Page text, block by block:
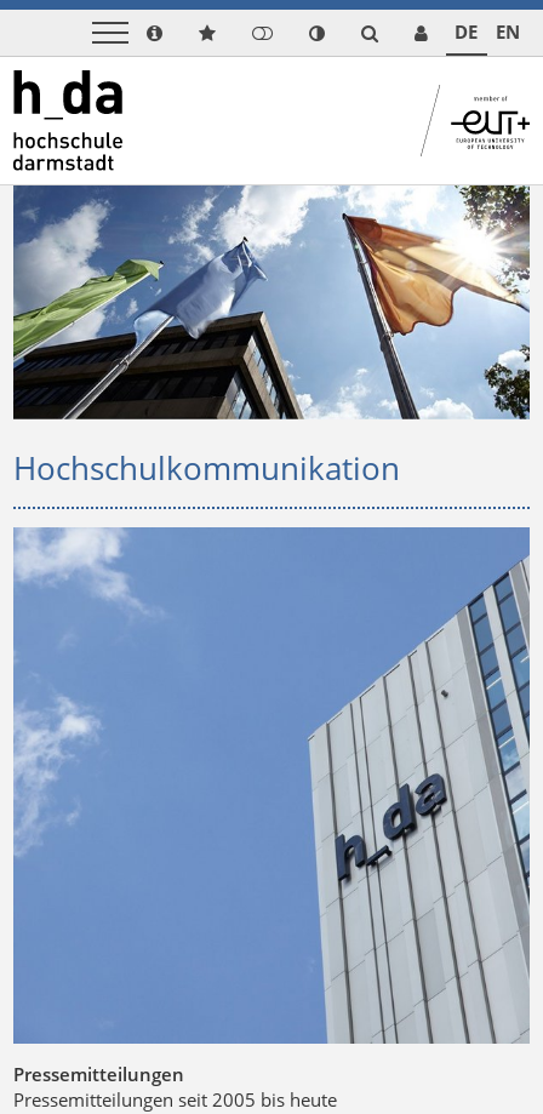
DE EN
Hochschulkommunikation
Pressemitteilungen
Pressemitteilungen seit 2005 bis heute